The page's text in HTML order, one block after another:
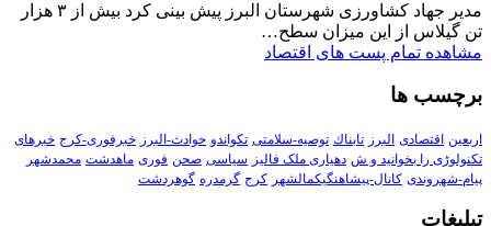
مدیر جهاد کشاورزی شهرستان البرز پیش بینی کرد بیش از ۳ هزار
تن گیلاس از این میزان سطح…
مشاهده تمام پست های اقتصاد
برچسب ها
اربعین اقتصادی البرز تابناك توصیه-سلامتی تکواندو حوادث-البرز خبرفوری-کرج خبرهای
تکنولوڑی را بخوانید و ش دهیاری ملک فالیز سیاسی صحن فوری ماهدشت محمدشهر
پیام-شهروندی کانال-پیشاهنگیکمالشهر کرج گرمدره گوهردشت
تبلیغات